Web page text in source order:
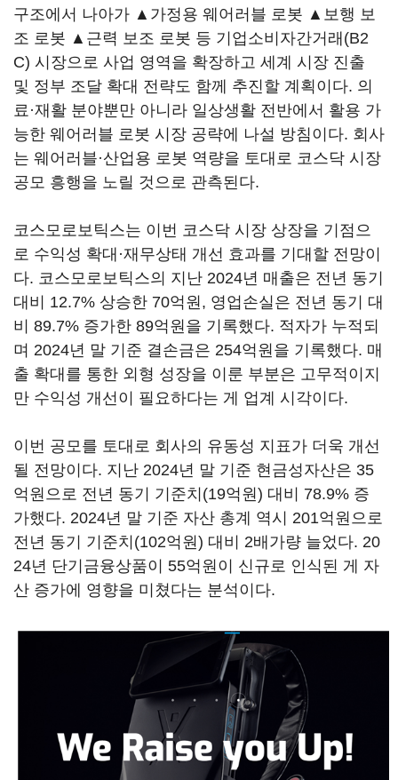
구조에서 나아가 ▲가정용 웨어러블 로봇 ▲보행 보
조 로봇 ▲근력 보조 로봇 등 기업소비자간거래(B2
C) 시장으로 사업 영역을 확장하고 세계 시장 진출
및 정부 조달 확대 전략도 함께 추진할 계획이다. 의
료·재활 분야뿐만 아니라 일상생활 전반에서 활용 가
능한 웨어러블 로봇 시장 공략에 나설 방침이다. 회사
는 웨어러블·산업용 로봇 역량을 토대로 코스닥 시장
공모 흥행을 노릴 것으로 관측된다.
코스모로보틱스는 이번 코스닥 시장 상장을 기점으
로 수익성 확대·재무상태 개선 효과를 기대할 전망이
다. 코스모로보틱스의 지난 2024년 매출은 전년 동기
대비 12.7% 상승한 70억원, 영업손실은 전년 동기 대
비 89.7% 증가한 89억원을 기록했다. 적자가 누적되
며 2024년 말 기준 결손금은 254억원을 기록했다. 매
출 확대를 통한 외형 성장을 이룬 부분은 고무적이지
만 수익성 개선이 필요하다는 게 업계 시각이다.
이번 공모를 토대로 회사의 유동성 지표가 더욱 개선
될 전망이다. 지난 2024년 말 기준 현금성자산은 35
억원으로 전년 동기 기준치(19억원) 대비 78.9% 증
가했다. 2024년 말 기준 자산 총계 역시 201억원으로
전년 동기 기준치(102억원) 대비 2배가량 늘었다. 20
24년 단기금융상품이 55억원이 신규로 인식된 게 자
산 증가에 영향을 미쳤다는 분석이다.